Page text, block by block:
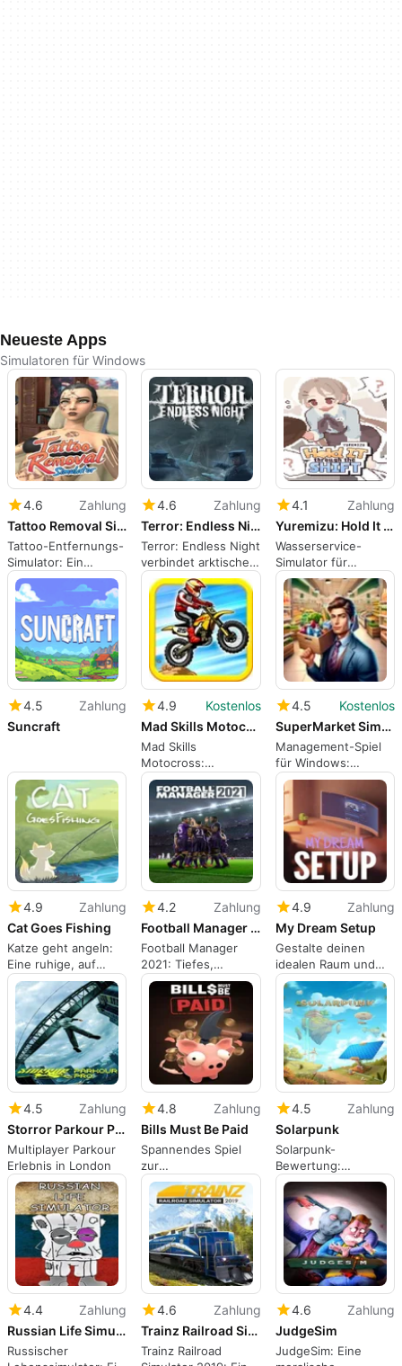
Neueste Apps
Simulatoren für Windows
4.6
Zahlung
Tattoo Removal Simulator
Tattoo-Entfernungs-
Simulator: Ein
ruhiger Klinik-
Simulator mit
narrativer Tiefe
4.6
Zahlung
Terror: Endless Night
Terror: Endless Night
verbindet arktisches
Überleben mit
düsteren
Kommandobeschlüssen
4.1
Zahlung
Yuremizu: Hold It Through the Shift
Wasserservice-
Simulator für
Windows
4.5
Zahlung
Suncraft
4.9
Kostenlos
Mad Skills Motocross
Mad Skills
Motocross:
physikgetriebenes
Side-Scrolling-
Motocross-
Rennsimulation
4.5
Kostenlos
SuperMarket Simulator 3D
Management-Spiel
für Windows:
SuperMarket
Simulator 3D
4.9
Zahlung
Cat Goes Fishing
Katze geht angeln:
Eine ruhige, auf
Upgrades
basierende
Angelsimulation
4.2
Zahlung
Football Manager 2021
Football Manager
2021: Tiefes,
datengestütztes
Fußballmanagement
auf dem PC
4.9
Zahlung
My Dream Setup
Gestalte deinen
idealen Raum und
Arbeitsplatz in einem
beruhigenden
Sandbox
4.5
Zahlung
Storror Parkour Pro
Multiplayer Parkour
Erlebnis in London
4.8
Zahlung
Bills Must Be Paid
Spannendes Spiel
zur
Schuldenbewältigung
4.5
Zahlung
Solarpunk
Solarpunk-
Bewertung:
friedliches
Überleben und
Handwerk zwischen
schwebenden
Solarinseln
4.4
Zahlung
Russian Life Simulator
Russischer
4.6
Zahlung
Trainz Railroad Simulator 2019
Trainz Railroad
4.6
Zahlung
JudgeSim
JudgeSim: Eine